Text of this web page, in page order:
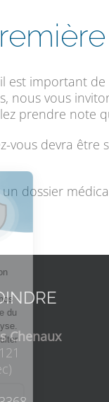
est important
nous vous
prendre note
vous devra être
dossier
Chenaux